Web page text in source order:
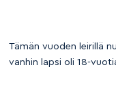
Tämän vuoden leirillä
vanhin lapsi oli 18-